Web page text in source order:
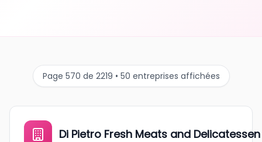
Page 570 de 2219 • 50 entreprises affichées
Di Pietro Fresh Meats and Delicatessen